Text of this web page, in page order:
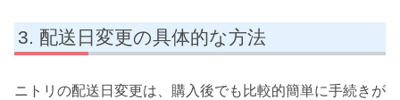
配送日変更の具体的な方法
ニトリの配送日変更は、購入後でも比較的簡単に手続きが